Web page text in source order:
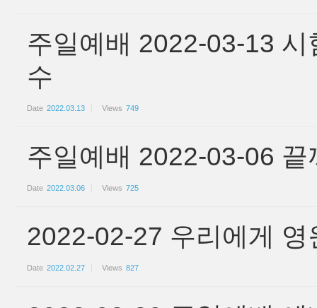
주일예배 2022-03-13
수
Date 2022.03.13 Views 749
주일예배 2022-03-06
Date 2022.03.06 Views 725
2022-02-27 우리에게
Date 2022.02.27 Views 827